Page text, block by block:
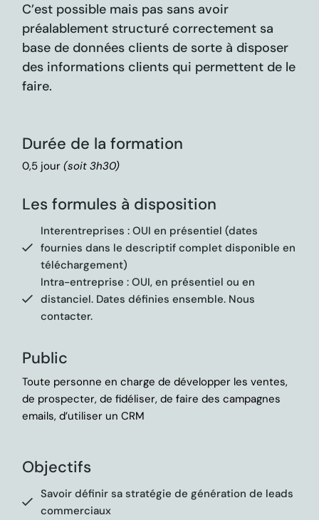
C’est possible mais pas sans avoir
préalablement structuré correctement sa
base de données clients de sorte à disposer
des informations clients qui permettent de le
faire.
Durée de la formation
0,5 jour(soit 3h30)
Les formules à disposition
Interentreprises : OUI en présentiel (dates
fournies dans le descriptif complet disponible en
téléchargement)
Intra-entreprise : OUI, en présentiel ou en
distanciel. Dates définies ensemble. Nous
contacter.
Public
Toute personne en charge de développer les ventes,
de prospecter, de fidéliser, de faire des campagnes
emails, d’utiliser un CRM
Objectifs
Savoir définir sa stratégie de génération de leads
commerciaux